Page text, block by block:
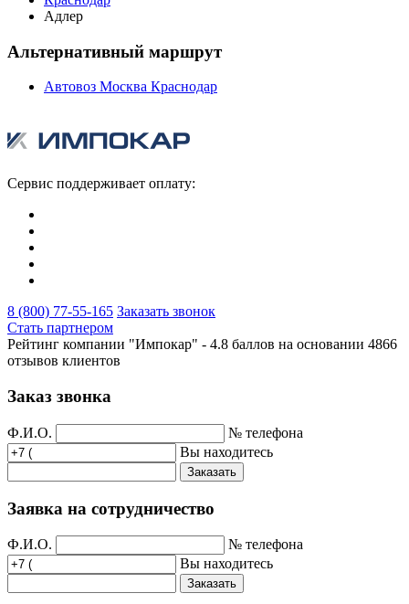
Адлер
Альтернативный маршрут
Автовоз Москва Краснодар
Сервис поддерживает оплату:
8 (800) 77-55-165 Заказать звонок
Стать партнером
Рейтинг компании "Импокар" - 4.8 баллов на основании 4866
отзывов клиентов
Заказ звонка
Ф.И.О.
№ телефона
Вы находитесь
Заказать
Заявка на сотрудничество
Ф.И.О.
№ телефона
Вы находитесь
Заказать